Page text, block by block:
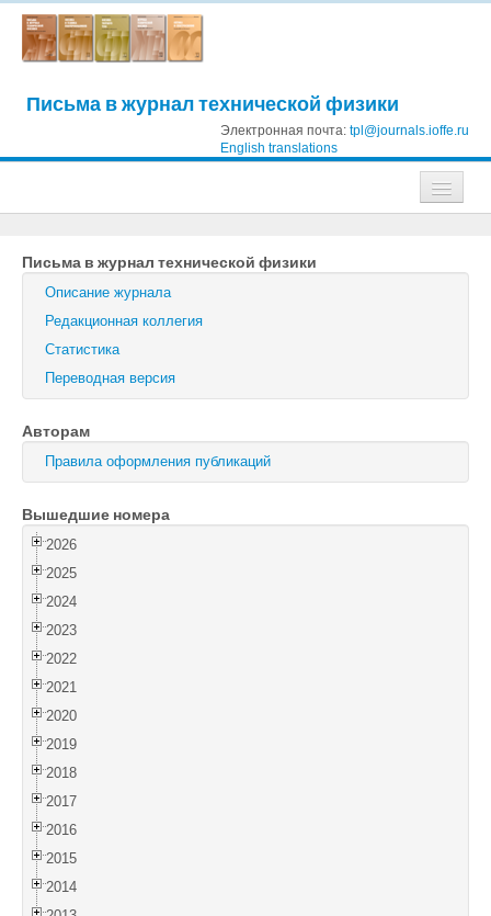
Письма в журнал технической физики
Электронная почта: tpl@journals.ioffe.ru
English translations
Журнал технической физики
Письма в Журнал технической физики
Физика твердого тела
Физика и техника полупроводников
Оптика и спектроскопия
Поиск
Войти
Письма в журнал технической физики
Описание журнала
Редакционная коллегия
Статистика
Переводная версия
Авторам
Правила оформления публикаций
Вышедшие номера
2026
2025
2024
2023
2022
2021
2020
2019
2018
2017
2016
2015
2014